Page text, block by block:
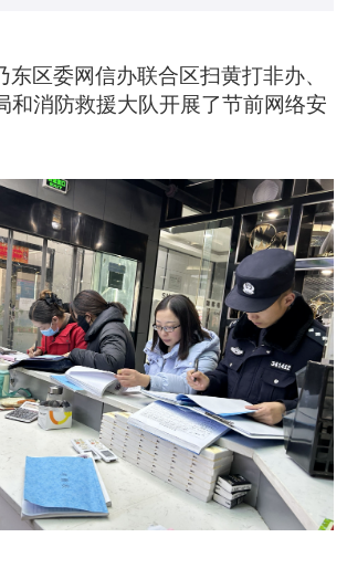
区委网信办联合区扫黄打非办、
和消防救援大队开展了节前网络安